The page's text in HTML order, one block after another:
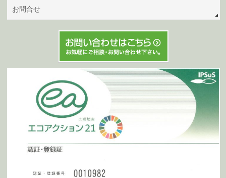
お問合せ